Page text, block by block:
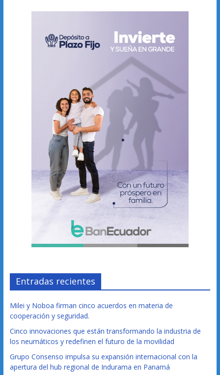
Entradas recientes
Milei y Noboa firman cinco acuerdos en materia de
cooperación y seguridad.
Cinco innovaciones que están transformando la industria de
los neumáticos y redefinen el futuro de la movilidad
Grupo Consenso impulsa su expansión internacional con la
apertura del hub regional de Indurama en Panamá